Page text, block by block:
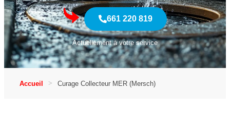
661 220 819
Actuellement à votre service
Accueil Curage Collecteur MER (Mersch)